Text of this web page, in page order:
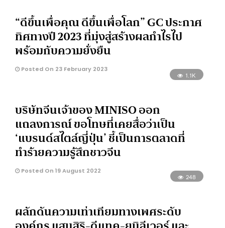
“ดีขึ้นเพื่อคุณ ดีขึ้นเพื่อโลก” GC ประกาศ
ทิศทางปี 2023 ที่มุ่งสู่สร้างผลกำไรไป
พร้อมกับความยั่งยืน
Posted On 23 February 2023
1.1K
บริษัทจีนเจ้าของ MINISO ออก
แถลงการณ์ ขอโทษที่เคยสื่อว่าเป็น
‘แบรนด์สไตล์ญี่ปุ่น’ ชี้เป็นการตลาดที่
ทำร้ายความรู้สึกชาวจีน
Posted On 19 August 2022
248
ผลักดันความเท่าเทียมทางเพศระดับ